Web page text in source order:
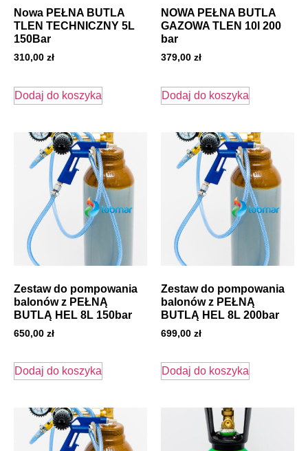
Nowa PEŁNA BUTLA
TLEN TECHNICZNY 5L
150Bar
310,00 zł
Dodaj do koszyka
NOWA PEŁNA BUTLA
GAZOWA TLEN 10l 200
bar
379,00 zł
Dodaj do koszyka
Zestaw do pompowania
balonów z PEŁNĄ
BUTLĄ HEL 8L 150bar
650,00 zł
Dodaj do koszyka
Zestaw do pompowania
balonów z PEŁNĄ
BUTLĄ HEL 8L 200bar
699,00 zł
Dodaj do koszyka